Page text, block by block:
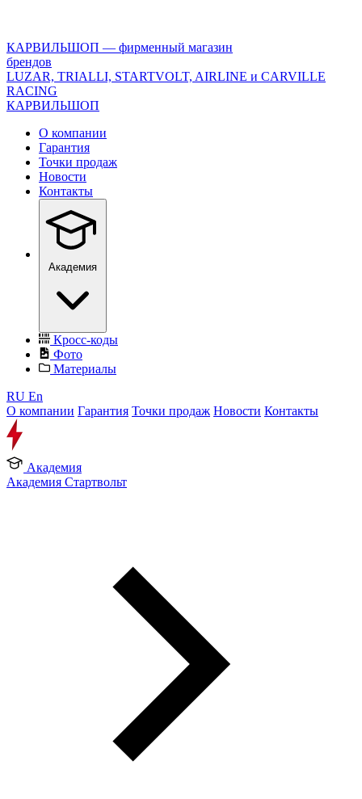
version="1.0"
encoding="utf-
8"?
>
КАРВИЛЬШОП — фирменный магазин
брендов
LUZAR, TRIALLI, STARTVOLT, AIRLINE и CARVILLE
RACING
КАРВИЛЬШОП
О компании
Гарантия
Точки продаж
Новости
Контакты
Академия
Кросс-коды
Фото
Материалы
RU En
О компании Гарантия Точки продаж Новости Контакты
Академия
Академия Стартвольт